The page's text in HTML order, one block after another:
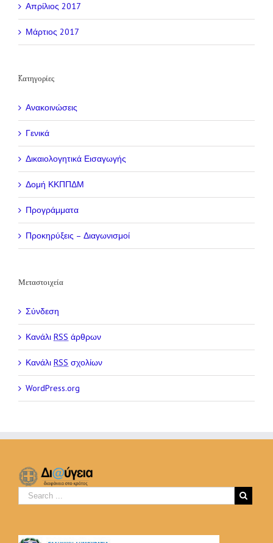
Απρίλιος 2017
Μάρτιος 2017
Kατηγορίες
Ανακοινώσεις
Γενικά
Δικαιολογητικά Εισαγωγής
Δομή ΚΚΠΠΔΜ
Προγράμματα
Προκηρύξεις – Διαγωνισμοί
Μεταστοιχεία
Σύνδεση
Κανάλι RSS άρθρων
Κανάλι RSS σχολίων
WordPress.org